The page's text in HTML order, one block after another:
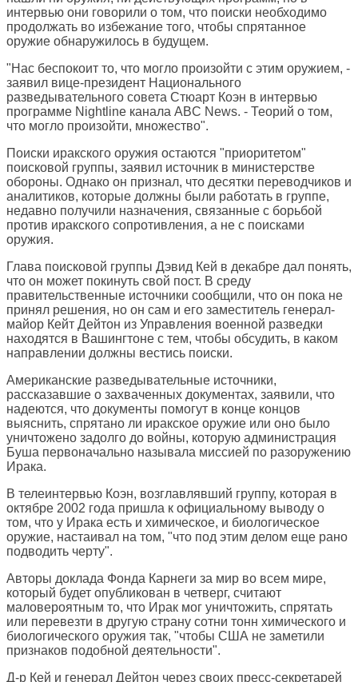
интервью они говорили о том, что поиски необходимо
продолжать во избежание того, чтобы спрятанное
оружие обнаружилось в будущем.
"Нас беспокоит то, что могло произойти с этим оружием, -
заявил вице-президент Национального
разведывательного совета Стюарт Коэн в интервью
программе Nightline канала ABC News. - Теорий о том,
что могло произойти, множество".
Поиски иракского оружия остаются "приоритетом"
поисковой группы, заявил источник в министерстве
обороны. Однако он признал, что десятки переводчиков и
аналитиков, которые должны были работать в группе,
недавно получили назначения, связанные с борьбой
против иракского сопротивления, а не с поисками
оружия.
Глава поисковой группы Дэвид Кей в декабре дал понять,
что он может покинуть свой пост. В среду
правительственные источники сообщили, что он пока не
принял решения, но он сам и его заместитель генерал-
майор Кейт Дейтон из Управления военной разведки
находятся в Вашингтоне с тем, чтобы обсудить, в каком
направлении должны вестись поиски.
Американские разведывательные источники,
рассказавшие о захваченных документах, заявили, что
надеются, что документы помогут в конце концов
выяснить, спрятано ли иракское оружие или оно было
уничтожено задолго до войны, которую администрация
Буша первоначально называла миссией по разоружению
Ирака.
В телеинтервью Коэн, возглавлявший группу, которая в
октябре 2002 года пришла к официальному выводу о
том, что у Ирака есть и химическое, и биологическое
оружие, настаивал на том, "что под этим делом еще рано
подводить черту".
Авторы доклада Фонда Карнеги за мир во всем мире,
который будет опубликован в четверг, считают
маловероятным то, что Ирак мог уничтожить, спрятать
или перевезти в другую страну сотни тонн химического и
биологического оружия так, "чтобы США не заметили
признаков подобной деятельности".
Д-р Кей и генерал Дейтон через своих пресс-секретарей